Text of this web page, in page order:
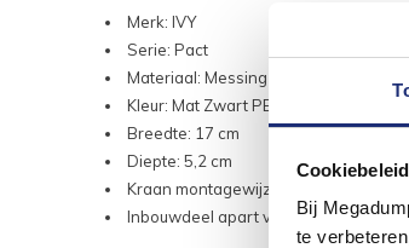
Bij
te
Merk: IVY
Serie: Pact
Materiaal: Messing
Kleur: Mat Zwart PED
Breedte: 17 cm
Diepte: 5,2 cm
Kraan montagewijze: Inbouw
Inbouwdeel apart verkocht